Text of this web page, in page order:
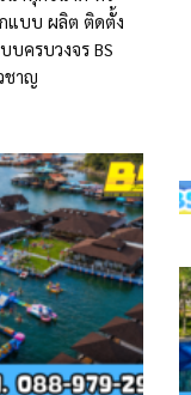
แบบ ผลิต ติดตั้ง
บครบวงจร BS
ชาญ